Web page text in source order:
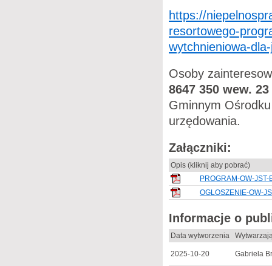
https://
resortowego-
wytchnieniowa-
Osoby
8647 350 wew. 23
Gminnym
urzędowania.
Załączniki:
Opis (kliknij aby pobrać)
PROGRAM-OW-
OGLOSZENIE-OW-
Informacje o
Data wytworzenia
2025-10-20 Gabriela